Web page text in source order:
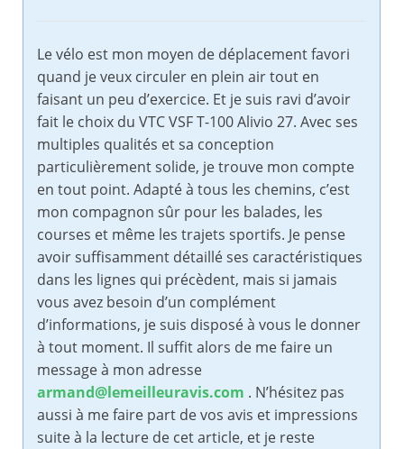
Le vélo est mon moyen de déplacement favori
quand je veux circuler en plein air tout en
faisant un peu d’exercice. Et je suis ravi d’avoir
fait le choix du VTC VSF T-100 Alivio 27. Avec ses
multiples qualités et sa conception
particulièrement solide, je trouve mon compte
en tout point. Adapté à tous les chemins, c’est
mon compagnon sûr pour les balades, les
courses et même les trajets sportifs. Je pense
avoir suffisamment détaillé ses caractéristiques
dans les lignes qui précèdent, mais si jamais
vous avez besoin d’un complément
d’informations, je suis disposé à vous le donner
à tout moment. Il suffit alors de me faire un
message à mon adresse
armand@lemeilleuravis.com . N’hésitez pas
aussi à me faire part de vos avis et impressions
suite à la lecture de cet article, et je reste